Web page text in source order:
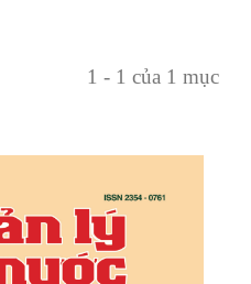
1 - 1 của 1 mục